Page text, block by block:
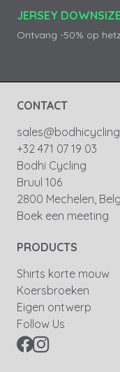
JERSEY
Ontvang -50% op
CONTACT
+32 471 07 19 03
Bodhi Cycling
Bruul 106
2800 Mechelen,
Boek een meeting
PRODUCTS
Shirts korte mouw
Koersbroeken
Eigen ontwerp
Follow Us